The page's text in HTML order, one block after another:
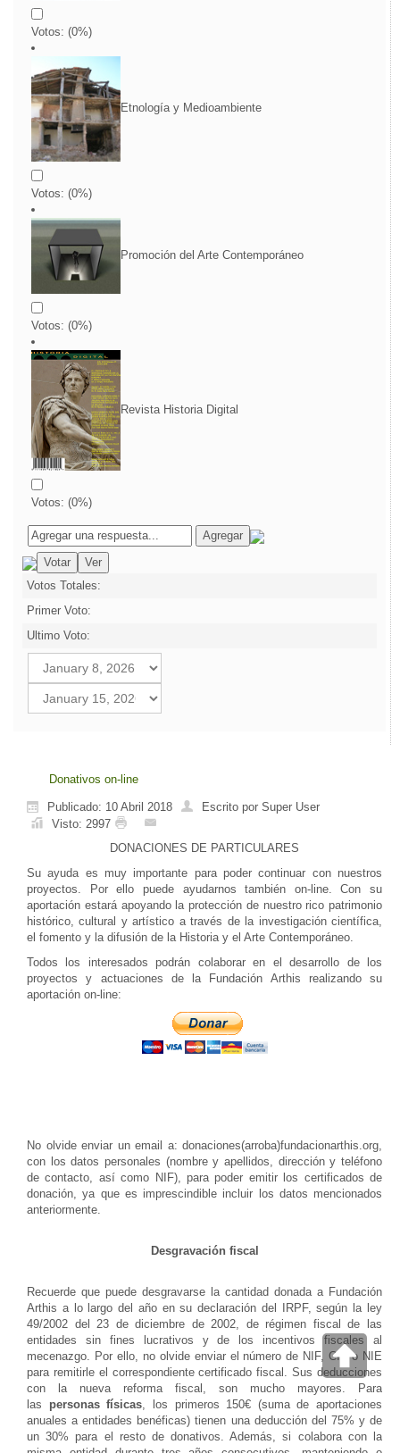
Votos: (0%)
Etnología y Medioambiente
Votos: (0%)
Promoción del Arte Contemporáneo
Votos: (0%)
Revista Historia Digital
Votos: (0%)
Votos Totales:
Primer Voto:
Ultimo Voto:
Donativos on-line
Publicado: 10 Abril 2018
Escrito por Super User
Visto: 2997
DONACIONES DE PARTICULARES
Su ayuda es muy importante para poder continuar con nuestros
proyectos. Por ello puede ayudarnos también on-line. Con su
aportación estará apoyando la protección de nuestro rico patrimonio
histórico, cultural y artístico a través de la investigación científica,
el fomento y la difusión de la Historia y el Arte Contemporáneo.
Todos los interesados podrán colaborar en el desarrollo de los
proyectos y actuaciones de la Fundación Arthis realizando su
aportación on-line:
No olvide enviar un email a: donaciones(arroba)fundacionarthis.org,
con los datos personales (nombre y apellidos, dirección y teléfono
de contacto, así como NIF), para poder emitir los certificados de
donación, ya que es imprescindible incluir los datos mencionados
anteriormente.
Desgravación fiscal
Recuerde que puede desgravarse la cantidad donada a Fundación
Arthis a lo largo del año en su declaración del IRPF, según la ley
49/2002 del 23 de diciembre de 2002, de régimen fiscal de las
entidades sin fines lucrativos y de los incentivos fiscales al
mecenazgo. Por ello, no olvide enviar el número de NIF, CIF o NIE
para remitirle el correspondiente certificado fiscal. Sus deducciones
con la nueva reforma fiscal, son mucho mayores. Para
las personas físicas, los primeros 150€ (suma de aportaciones
anuales a entidades benéficas) tienen una deducción del 75% y de
un 30% para el resto de donativos. Además, si colabora con la